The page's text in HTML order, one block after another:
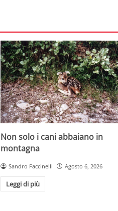
Non solo i cani abbaiano in
montagna
Sandro Faccinelli Agosto 6, 2026
Leggi di più